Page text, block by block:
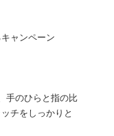
ャンペーン
手のひらと指の比
チをしっかりと